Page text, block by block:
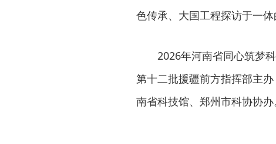
色传承、大国工程探访于一体
2026年河南省同心筑梦
第十二批援疆前方指挥部主
南省科技馆、郑州市科协协办